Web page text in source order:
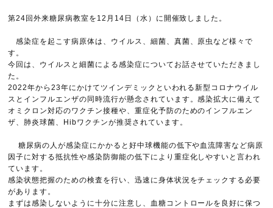
第24回外来糖尿病教室を12月14日（水）に開催致しました。
感染症を起こす病原体は、ウイルス、細菌、真菌、原虫など様々で
す。
今回は、ウイルスと細菌による感染症についてお話させていただきまし
た。
2022年から23年にかけてツインデミックといわれる新型コロナウイル
スとインフルエンザの同時流行が懸念されています。感染拡大に備えて
オミクロン対応のワクチン接種や、重症化予防のためのインフルエン
ザ、肺炎球菌、Hibワクチンが推奨されています。
糖尿病の人が感染症にかかると好中球機能の低下や血流障害など病原
因子に対する抵抗性や感染防御能の低下により重症化しやすいと言われ
ています。
感染状態把握のための検査を行い、迅速に身体状況をチェックする必要
があります。
まずは感染しないように十分に注意し、血糖コントロールを良好に保つ